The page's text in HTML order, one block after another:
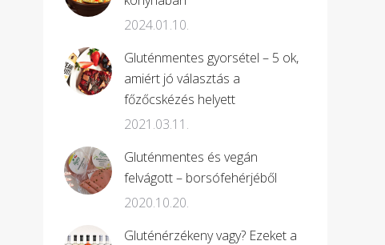
2024.01.10.
Gluténmentes gyorsétel – 5 ok,
amiért jó választás a
főzőcskézés helyett
2021.03.11.
Gluténmentes és vegán
felvágott – borsófehérjéből
2020.10.20.
Gluténérzékeny vagy? Ezeket a